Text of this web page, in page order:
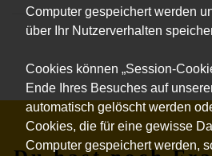
Computer gespeichert werden
über Ihr Nutzerverhalten
Cookies können „Session-
Ende Ihres Besuches auf
automatisch gelöscht werden
Cookies, die für eine gewisse
Computer gespeichert werden,